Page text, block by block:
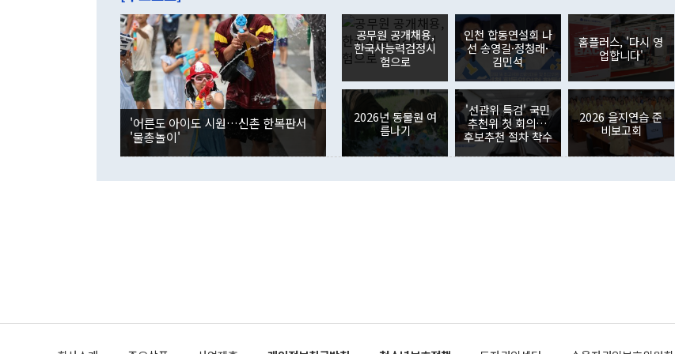
이 9월 러시아 블라디보스토크에서 열리는 '동방경제포럼(EEF)'을 언급하
며 "정부 차원에서 (참석을) 검토하고 있다"고 발언한 데 대해서도 조 장관
은 "그것은 외교부의 몫"이라며 "아직 거기까지 진도가 나가지 않았다"고
잘랐다. 정 장관이 이날 소개한 대북 구상과 설명은 정부 내 조율을 거치지
않았다는 점에서 문제가 있다. 특히 주적 표현 대체와 국호 사용, 9·19 군
사합의 복원, 4자회담 추진 등은 통일부 장관이 결정할 사안이 아니어서 월
권이라는 지적이 나오고 있다. 이 대통령은 정 장관의 업무보고를 듣고 난
뒤 "여기 업무보고에 발표했다고 승인난 건 아니다"라고 재차 확인했다. 정
부의 한 소식통은 "정 장관의 발언 내용은 대부분 국가안전보장회의(NSC)
를 거쳐 결정된 사안이 아닌 정 장관의 개인적 생각에 가깝다"며 "안보 관
련 부처 장관이 정부의 공식 정책이 아닌 사안을 추진하겠다고 업무보고를
하고 대통령의 면전에서 '국군통수권자가 나서야 한다'고 주장한 것은 심각
이나 미국은 북한에 선비핵화를 공식적으로 요구한 적이 없기 때문이다. 지
였던 올해 3월(369억9000만달러)을 넘어선 것이다. 직접투자에서는 내국
인의 해외투자가 80억1000만달러, 외국인의 국내투자가 46억3000만달러
각각 증가했다. 증권투자에서는 외국인의 국내 주식 매도세가 이어졌다. 외
국인의 국내 주식 투자는 차익실현 매도 등의 영향으로 316억1000만달러
감소하며 전월(-310억5000만달러)에 이어 역대 최대 순매도 기록을 다시
경신했다. 외국인의 국내 채권투자는 세계국채지수(WGBI) 자금 유입에도
분기 말 만기도래 영향으로 증가 폭이 줄어든 52억9000만달러를 기록했
다. 내국인의 해외 증권투자는 주식을 중심으로 35억6000만달러 증가했
다. eoyn2@newspim.com
'어른도 아이도 시원…신촌 한복판서
'물총놀이'
공무원 공개채용,
한국사능력검정시
험으로
인천 합동연설회 나
선 송영길·정청래·
김민석
홈플러스, '다시 영
업합니다'
2026년 동물원 여
름나기
'선관위 특검' 국민
추천위 첫 회의…
후보추천 절차 착수
2026 을지연습 준
비보고회